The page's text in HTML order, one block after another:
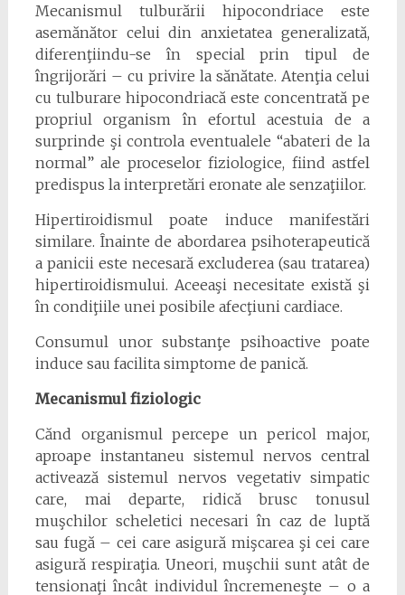
Mecanismul tulburării hipocondriace este
asemănător celui din anxietatea generalizată,
diferenţiindu-se în special prin tipul de
îngrijorări – cu privire la sănătate. Atenţia celui
cu tulburare hipocondriacă este concentrată pe
propriul organism în efortul acestuia de a
surprinde şi controla eventualele “abateri de la
normal” ale proceselor fiziologice, fiind astfel
predispus la interpretări eronate ale senzaţiilor.
Hipertiroidismul poate induce manifestări
similare. Înainte de abordarea psihoterapeutică
a panicii este necesară excluderea (sau tratarea)
hipertiroidismului. Aceeaşi necesitate există şi
în condiţiile unei posibile afecţiuni cardiace.
Consumul unor substanţe psihoactive poate
induce sau facilita simptome de panică.
Mecanismul fiziologic
Cănd organismul percepe un pericol major,
aproape instantaneu sistemul nervos central
activează sistemul nervos vegetativ simpatic
care, mai departe, ridică brusc tonusul
muşchilor scheletici necesari în caz de luptă
sau fugă – cei care asigură mişcarea şi cei care
asigură respiraţia. Uneori, muşchii sunt atât de
tensionaţi încât individul încremeneşte – o a